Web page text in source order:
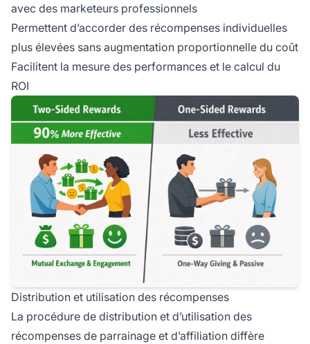
avec des marketeurs professionnels
Permettent d’accorder des récompenses individuelles
plus élevées sans augmentation proportionnelle du coût
Facilitent la mesure des performances et le calcul du
ROI
Distribution et utilisation des récompenses
La procédure de distribution et d’utilisation des
récompenses de parrainage et d’affiliation diffère